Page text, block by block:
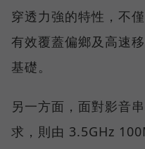
穿透力強的特性，不
有效覆蓋偏鄉及高速
基礎。
另一方面，面對影音
求，則由 3.5GHz